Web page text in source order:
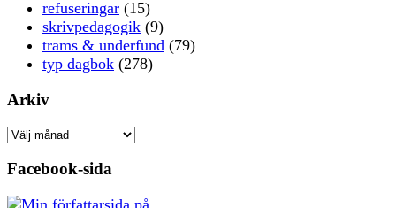
refuseringar (15)
skrivpedagogik (9)
trams & underfund (79)
typ dagbok (278)
Arkiv
Arkiv
Facebook-sida